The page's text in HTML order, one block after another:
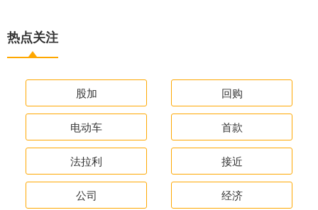
热点关注
股加 回购
电动车 首款
法拉利 接近
公司 经济